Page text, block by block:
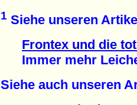
1 Siehe unseren
Frontex und die
Immer mehr
Siehe auch unseren